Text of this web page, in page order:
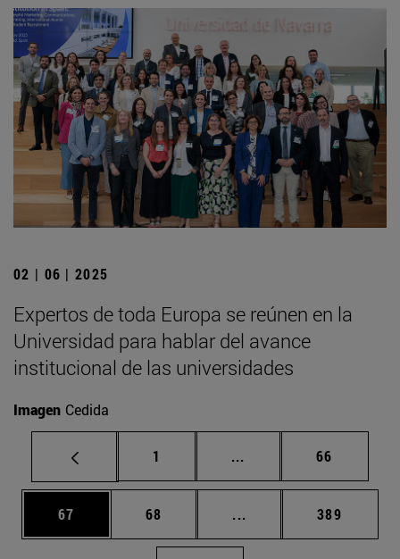
02 | 06 | 2025
Expertos de toda Europa se reúnen en la
Universidad para hablar del avance
institucional de las universidades
Imagen Cedida
Página
1 ... Páginas intermedias
Página
66
Página
67 Página
68 ... Páginas intermedias
Página
389